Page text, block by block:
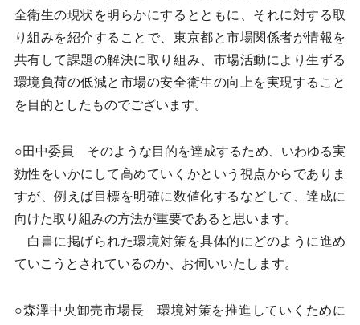
全衛生の現状を明らかにするとともに、それに対する取
り組みを紹介することで、東京都と市場関係者が情報を
共有して課題の解決に取り組み、市場活動により生ずる
環境負荷の低減と市場の安全衛生の向上を実現すること
を目的としたものでございます。
○田中委員 そのような目的を達成するため、いわゆる実
効性をいかにして高めていくかという視点からでありま
すが、例えば目標を明確に数値化するなどして、達成に
向けた取り組みの方法が重要であると思います。
白書に掲げられた環境対策を具体的にどのように進め
ていこうとされているのか、お伺いいたします。
○森澤中央卸売市場長 環境対策を推進していくために